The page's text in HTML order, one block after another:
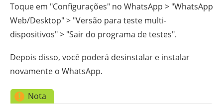
Toque em "Configurações" no WhatsApp > "WhatsApp
Web/Desktop" > "Versão para teste multi-
dispositivos" > "Sair do programa de testes".
Depois disso, você poderá desinstalar e instalar
novamente o WhatsApp.
Nota